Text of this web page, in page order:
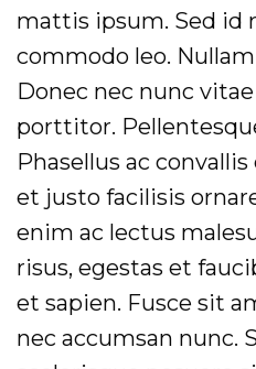
mattis ipsum. Sed id
commodo leo.
Donec nec nunc
porttitor.
Phasellus ac
et justo facilisis
enim ac lectus
risus, egestas et
et sapien. Fusce sit
nec accumsan nunc.